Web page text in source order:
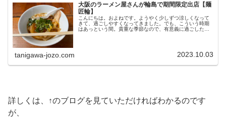
大阪のラーメン屋さんが輪島で期間限定出店【麺
匠輪】
こんにちは。およねです。ようやく少しずつ涼しくなって
きて、過ごしやすくなってきました。でも、こういう時期
はあっという間。貴重な季節なので、有意義に過ごしたい
tanigawa-jozo.com 2023.10.03
詳しくは、↑のブログを見ていただければわかるのです
が、